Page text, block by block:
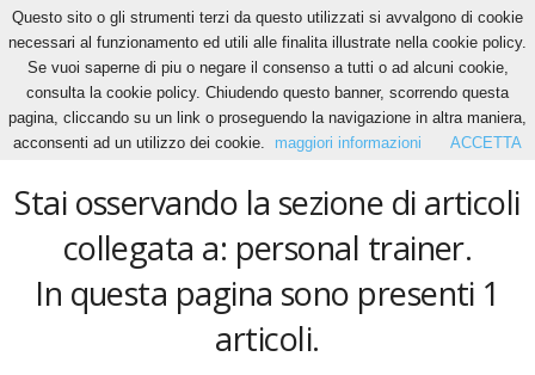
Home Tags Personal trainer
personal trainer
Stai osservando la sezione di articoli
collegata a: personal trainer.
In questa pagina sono presenti 1
articoli.
Questo sito o gli strumenti terzi da questo utilizzati si avvalgono di cookie
necessari al funzionamento ed utili alle finalita illustrate nella cookie policy.
Se vuoi saperne di piu o negare il consenso a tutti o ad alcuni cookie,
consulta la cookie policy. Chiudendo questo banner, scorrendo questa
pagina, cliccando su un link o proseguendo la navigazione in altra maniera,
acconsenti ad un utilizzo dei cookie.
maggiori informazioni ACCETTA